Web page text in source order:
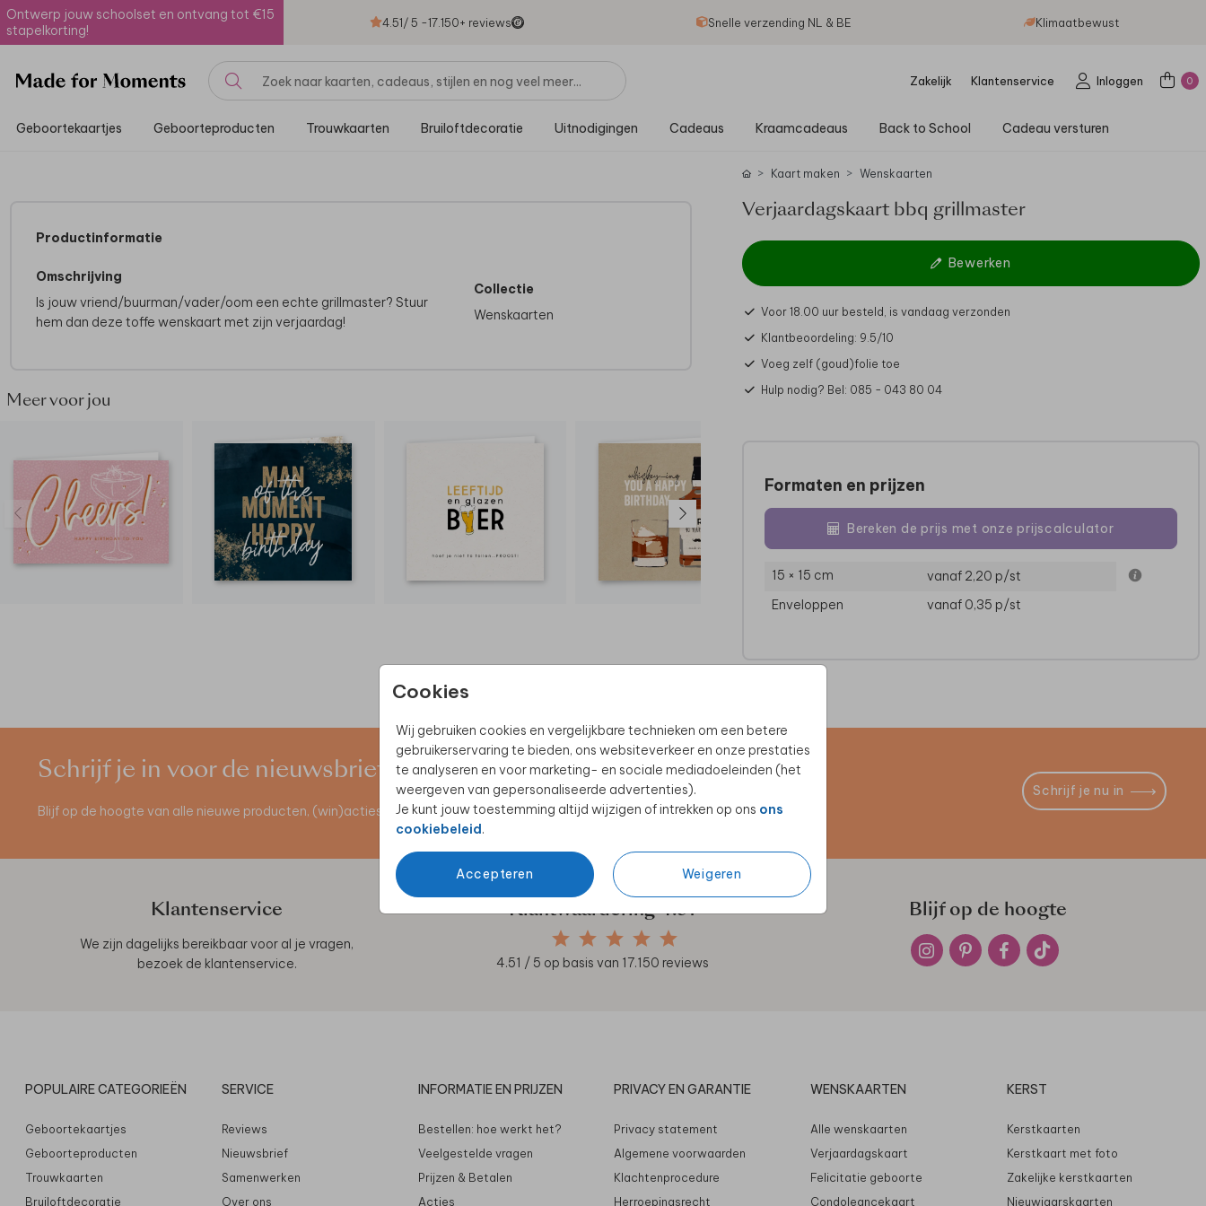
Ontwerp jouw schoolset en ontvang tot €15
stapelkorting!
4.51/ 5 -17.150+ reviews Snelle verzending NL & BE Klimaatbewust
Zakelijk Klantenservice Inloggen 0
Geboortekaartjes Geboorteproducten Trouwkaarten Bruiloftdecoratie Uitnodigingen Cadeaus Kraamcadeaus Back to School Cadeau versturen
Cookies
Wij gebruiken cookies en vergelijkbare technieken om een betere
gebruikerservaring te bieden, ons websiteverkeer en onze prestaties
te analyseren en voor marketing- en sociale mediadoeleinden (het
weergeven van gepersonaliseerde advertenties).
Je kunt jouw toestemming altijd wijzigen of intrekken op ons ons
cookiebeleid.
Accepteren Weigeren
Productinformatie
Omschrijving
Is jouw vriend/buurman/vader/oom een echte grillmaster? Stuur
hem dan deze toffe wenskaart met zijn verjaardag!
Collectie
Wenskaarten
Meer voor jou
Kaart maken Wenskaarten
Verjaardagskaart bbq grillmaster
Bewerken
Voor 18.00 uur besteld, is vandaag verzonden
Klantbeoordeling: 9.5/10
Voeg zelf (goud)folie toe
Hulp nodig? Bel: 085 - 043 80 04
Formaten en prijzen
Bereken de prijs met onze prijscalculator
15 × 15 cm vanaf 2,20 p/st
Enveloppen
vanaf 0,35 p/st
Schrijf je in voor de nieuwsbrief
Blijf op de hoogte van alle nieuwe producten, (win)acties en unieke samenwerkingen!
Schrijf je nu in
Klantenservice
We zijn dagelijks bereikbaar voor al je vragen,
bezoek de klantenservice.
Klantwaardering4.51
4.51 / 5 op basis van 17.150 reviews
Blijf op de hoogte
POPULAIRE CATEGORIEËN
Geboortekaartjes
Geboorteproducten
Trouwkaarten
Bruiloftdecoratie
SERVICE
Reviews
Nieuwsbrief
Samenwerken
Over ons
INFORMATIE EN PRIJZEN
Bestellen: hoe werkt het?
Veelgestelde vragen
Prijzen & Betalen
Acties
PRIVACY EN GARANTIE
Privacy statement
Algemene voorwaarden
Klachtenprocedure
Herroepingsrecht
WENSKAARTEN
Alle wenskaarten
Verjaardagskaart
Felicitatie geboorte
Condoleancekaart
KERST
Kerstkaarten
Kerstkaart met foto
Zakelijke kerstkaarten
Nieuwjaarskaarten